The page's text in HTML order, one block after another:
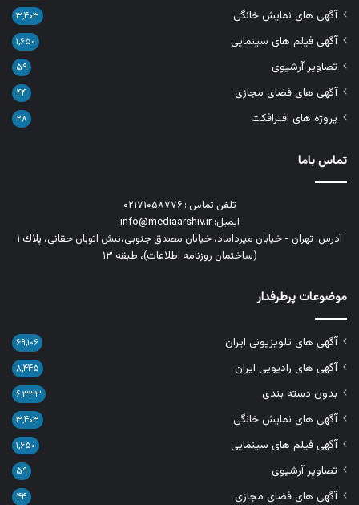
آگهی های نمایش خانگی ۳,۴۰۳
آگهی فیلم های سینمایی ۱,۶۵۰
تصاویر آرشیوی ۵۹
آگهی های فضای مجازی ۴۴
پروژه های افترافکت ۲۸
تماس باما
تلفن تماس : ۰۲۱۷۱۰۵۸۷۷۶
ایمیل: info@mediaarshiv.ir
آدرس: تهران - خیابان میرداماد، خیابان مصدق جنوبی،نبش اتوبان حقانی، پلاك ١
(ساختمان روزنامه اطلاعات)، طبقه ۱۳
موضوعات پرطرفدار
آگهی های تلویزیونی ایران ۶۹,۱۰۶
آگهی های رادیویی ایران ۸,۴۴۵
بدون دسته بندی ۶,۳۳۳
آگهی های نمایش خانگی ۳,۴۰۳
آگهی فیلم های سینمایی ۱,۶۵۰
تصاویر آرشیوی ۵۹
آگهی های فضای مجازی ۴۴